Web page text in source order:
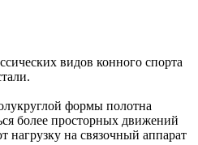
видов конного спорта
формы полотна
более просторных движений
на связочный аппарат